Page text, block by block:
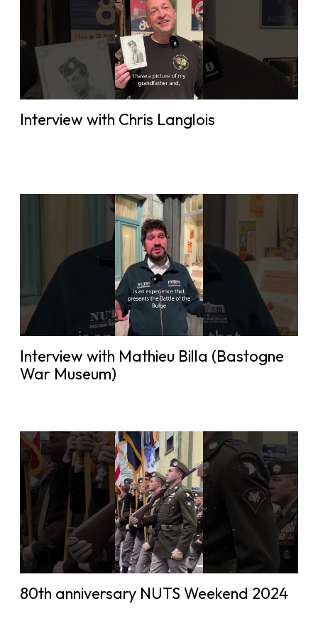
Interview with Chris Langlois
Interview with Mathieu Billa (Bastogne
War Museum)
80th anniversary NUTS Weekend 2024